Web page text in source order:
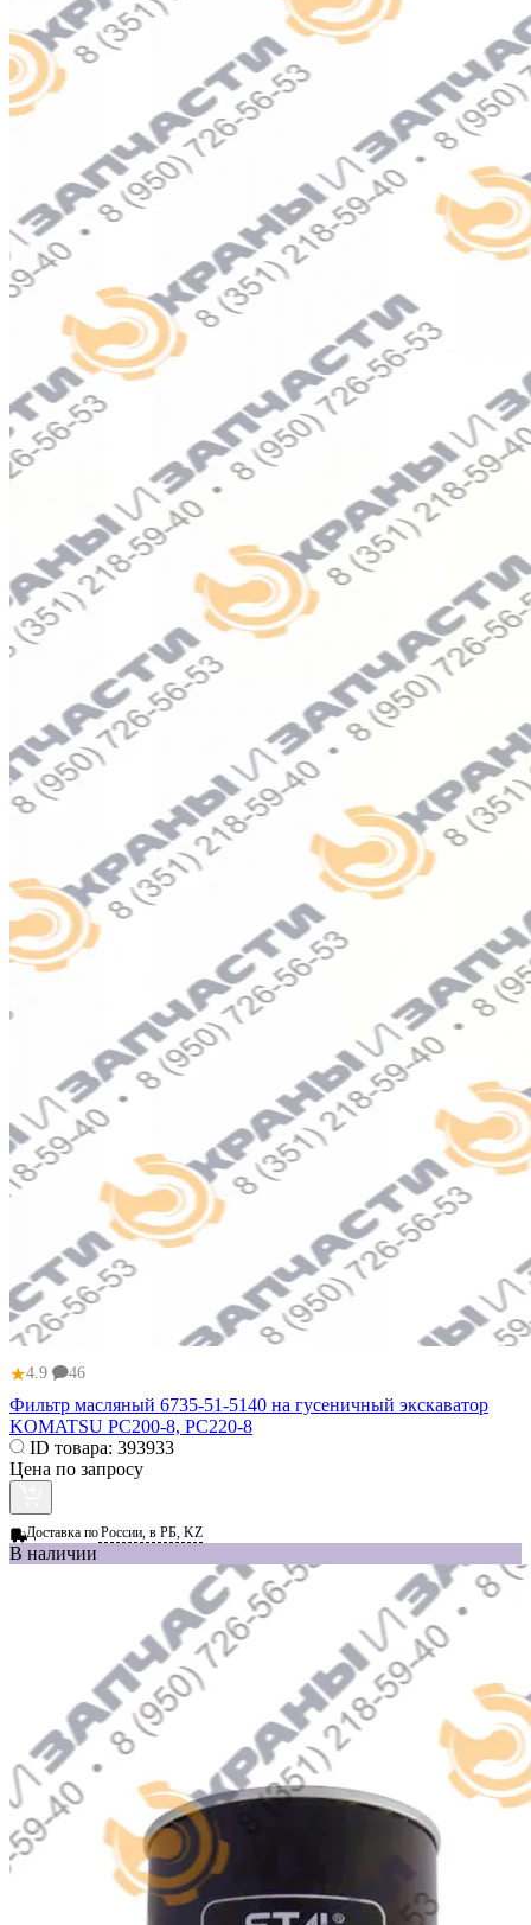
★4.9 46
Фильтр масляный 6735-51-5140 на гусеничный экскаватор
KOMATSU PC200-8, PC220-8
ID товара: 393933
Цена по запросу
Доставка поРоссии, в РБ, KZ
В наличии